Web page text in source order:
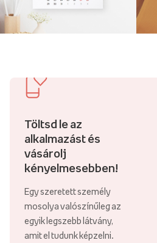
Töltsd le az
alkalmazást és
vásárolj
kényelmesebben!
Egy szeretett személy
mosolya valószínűleg az
egyik legszebb látvány,
amit el tudunk képzelni.